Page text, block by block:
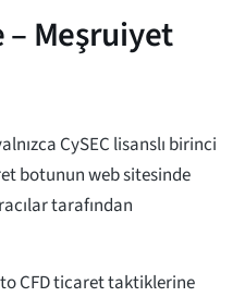
Meşruiyet
CySEC lisanslı birinci
botunun web sitesinde
tarafından
CFD ticaret taktiklerine